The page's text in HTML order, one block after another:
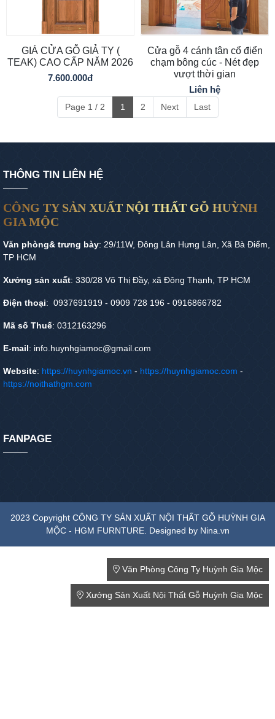
GIÁ CỬA GỖ GIẢ TỴ (
TEAK) CAO CẤP NĂM 2026
7.600.000đ
Cửa gỗ 4 cánh tân cổ điển
chạm bông cúc - Nét đẹp
vượt thời gian
Liên hệ
Page 1 / 2 1 2 Next Last
THÔNG TIN LIÊN HỆ
CÔNG TY SẢN XUẤT NỘI THẤT GỖ HUỲNH
GIA MỘC
Văn phòng& trưng bày: 29/11W, Đông Lân Hưng Lân, Xã Bà Điểm,
TP HCM
Xưởng sản xuất: 330/28 Võ Thị Đầy, xã Đông Thạnh, TP HCM
Điện thoại: 0937691919 - 0909 728 196 - 0916866782
Mã số Thuế: 0312163296
E-mail: info.huynhgiamoc@gmail.com
Website: https://huynhgiamoc.vn - https://huynhgiamoc.com -
https://noithathgm.com
FANPAGE
2023 Copyright CÔNG TY SẢN XUẤT NỘI THẤT GỖ HUỲNH GIA
MỘC - HGM FURNTURE. Designed by Nina.vn
Văn Phòng Công Ty Huỳnh Gia Mộc
Xưởng Sản Xuất Nội Thất Gỗ Huỳnh Gia Mộc